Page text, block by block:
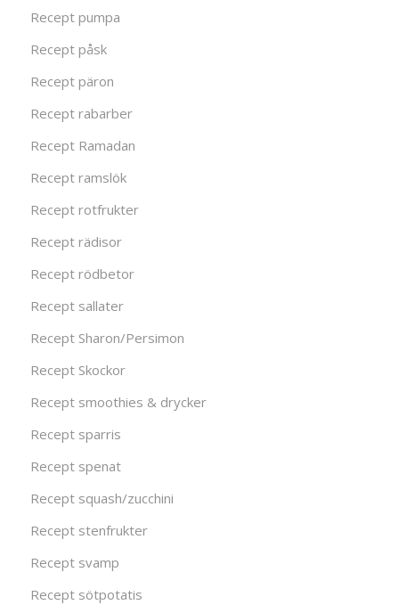
Recept pumpa
Recept påsk
Recept päron
Recept rabarber
Recept Ramadan
Recept ramslök
Recept rotfrukter
Recept rädisor
Recept rödbetor
Recept sallater
Recept Sharon/Persimon
Recept Skockor
Recept smoothies & drycker
Recept sparris
Recept spenat
Recept squash/zucchini
Recept stenfrukter
Recept svamp
Recept sötpotatis